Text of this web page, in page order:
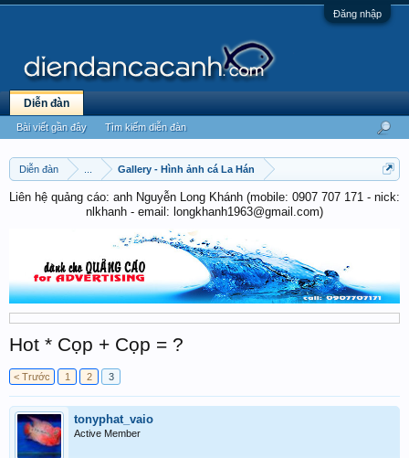
Đăng nhập
Diễn đàn Gallery - Hình ảnh cá La Hán
Liên hệ quảng cáo: anh Nguyễn Long Khánh (mobile: 0907 707 171 - nick:
nlkhanh - email: longkhanh1963@gmail.com)
Hot * Cọp + Cọp = ?
< Trước 1 2 3
tonyphat_vaio
Active Member
Diễn đàn
Bài viết gần đây Tìm kiếm diễn đàn